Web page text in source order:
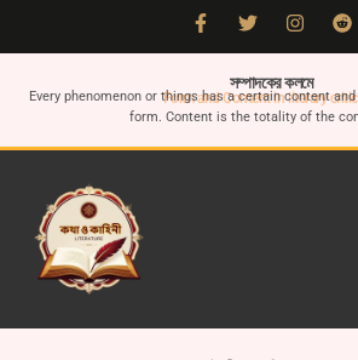
সম্পাদকের কলমে
Form and Content in literary
Every phenomenon or things has a certain content
form. Content is the totality of the